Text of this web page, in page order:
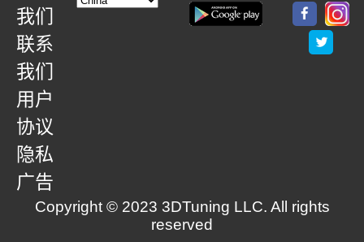
我们
联系
我们
用户
协议
隐私
广告
Copyright © 2023 3DTuning LLC. All rights
reserved